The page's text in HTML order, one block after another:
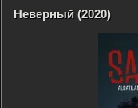
Неверный (2020)